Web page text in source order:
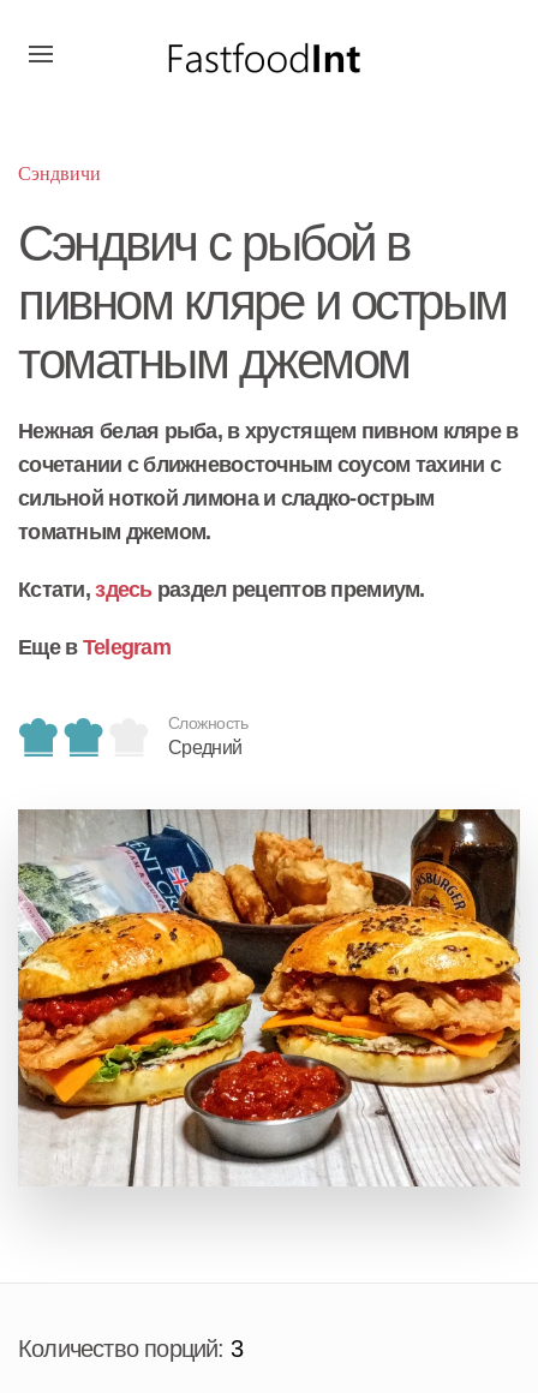
Сэндвичи
Сэндвич с рыбой в
пивном кляре и острым
томатным джемом
Нежная белая рыба, в хрустящем пивном кляре в
сочетании с ближневосточным соусом тахини с
сильной ноткой лимона и сладко-острым
томатным джемом.
Кстати,здесьраздел рецептов премиум.
Еще в Telegram
Сложность
Средний
Количество порций: 3